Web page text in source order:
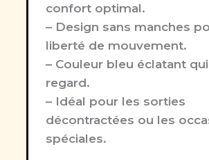
confort optimal.
– Design sans manches
liberté de mouvement.
– Couleur bleu éclatant
regard.
– Idéal pour les sorties
décontractées ou les
spéciales.